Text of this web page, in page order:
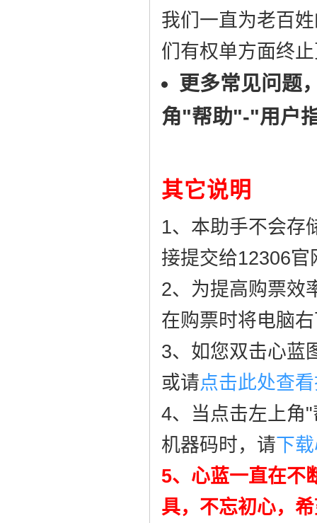
我们一直为老百
们有权单方面终
更多常见问题
角"帮助"-"用户
其它说明
1、本助手不会存
接提交给12306
2、为提高购票效
在购票时将电脑
3、如您双击心蓝
或请点击此处查
4、当点击左上角
机器码时，请下
5、心蓝一直在不
具，不忘初心，